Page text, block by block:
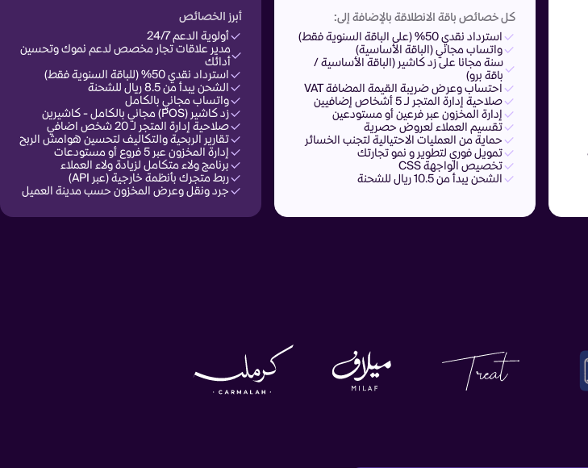
كل خصائص باقة الانطلاقة بالإضافة إلى:
استرداد نقدي 50% (على الباقة السنوية فقط)
واتساب مجاني (الباقة الأساسية)
سنة مجانا على زد كاشير (الباقة الأساسية /
باقة برو)
احتساب وعرض ضريبة القيمة المضافة VAT
صلاحية إدارة المتجر لـ 5 أشخاص إضافيين
إدارة المخزون عبر فرعين أو مستودعين
تقسيم العملاء لعروض حصرية
حماية من العمليات الاحتيالية لتجنب الخسائر
تمويل فوري لتطوير و نمو تجارتك
تخصيص الواجهة CSS
الشحن يبدأ من 10.5 ريال للشحنة
أبرز الخصائص
أولوية الدعم 24/7
مدير علاقات تجار مخصص لدعم نموك وتحسين
أدائك
استرداد نقدي 50% (للباقة السنوية فقط)
الشحن يبدأ من 8.5 ريال للشحنة
واتساب مجاني بالكامل
زد كاشير (POS) مجاني بالكامل - كاشيرين
صلاحية إدارة المتجر لـ 20 شخص اضافي
تقارير الربحية والتكاليف لتحسين هوامش الربح
إدارة المخزون عبر 5 فروع أو مستودعات
برنامج ولاء متكامل لزيادة ولاء العملاء
ربط متجرك بأنظمة خارجية (عبر API)
جرد ونقل وعرض المخزون حسب مدينة العميل